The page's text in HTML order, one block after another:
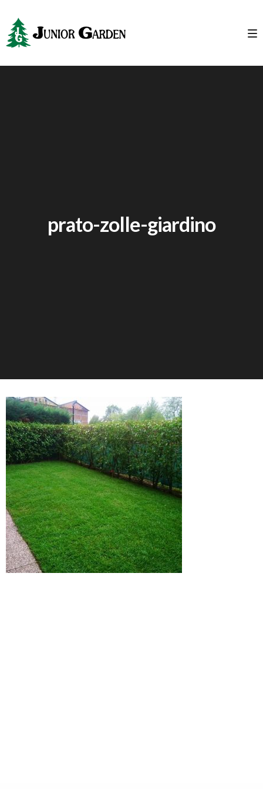
prato-zolle-giardino